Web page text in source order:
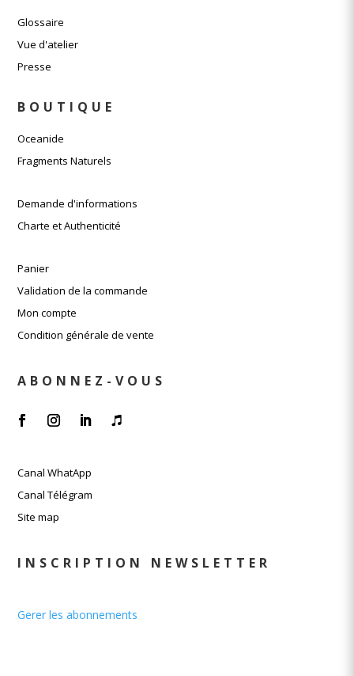
Glossaire
Vue d'atelier
Presse
BOUTIQUE
Oceanide
Fragments Naturels
Demande d'informations
Charte et Authenticité
Panier
Validation de la commande
Mon compte
Condition générale de vente
ABONNEZ-VOUS
Canal WhatApp
Canal Télégram
Site map
INSCRIPTION NEWSLETTER
Gerer les abonnements